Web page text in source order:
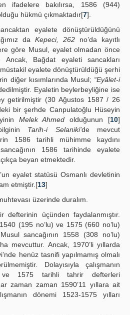
ifadelere bakılırsa, 1586 (944)
hükmü çıkmaktadır[7].
eyalete dönüştürüldüğünü
da Kepeci, 262 no’da kayıtlı
göre Musul, eyalet olmadan önce
Ancak, Bağdat eyaleti sancakları
eyalete dönüştürüldüğü şerhi
diğer kısımlarında Musul; “Eyâlet-i
Eyaletin beylerbeyliğine ise
getirilmiştir (30 Ağustos 1587 / 26
bir şerhde Canpulatoğlu Hüseyin
Melek Ahmed olduğunun [10]
Tarih-i Selaniki'de mevcut
1586 tarihli mühimme kaydını
1586 tarihinde eyalete
beyan etmektedir.
eyalet statüsü Osmanlı devletinin
etmiştir.[13]
üzerinde duralım.
defterinin üçünden faydalanmıştır.
(195 no’lu) ve 1575 (660 no’lu)
sancağının 1558 (308 no’lu)
mevcuttur. Ancak, 1970’li yıllarda
henüz tasnifi yapılmamış olmalı
Dolayısıyla çalışmanın
1575 tarihli tahrir defterleri
zaman zaman 1590’11 yıllara ait
dönemi 1523-1575 yılları